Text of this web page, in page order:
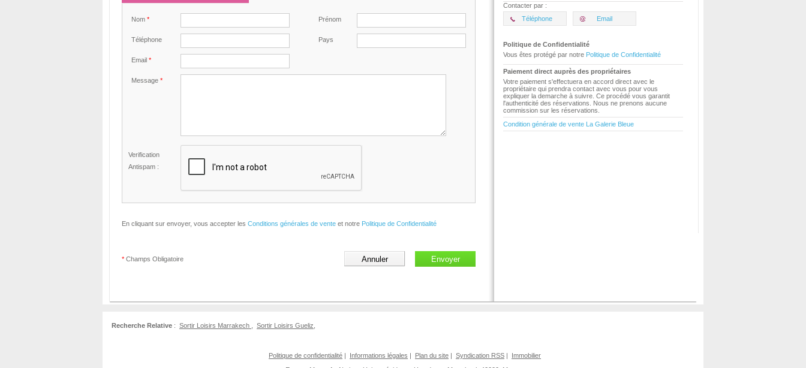
Nom * Prénom
Téléphone Pays
Email *
Message *
Verification
Antispam :
En cliquant sur envoyer, vous accepter les Conditions générales de vente et notre Politique de Confidentialité
* Champs Obligatoire
Contacter par :
Téléphone
Email
Politique de Confidentialité
Vous êtes protégé par notre Politique de Confidentialité
Paiement direct auprès des propriétaires
Votre paiement s'effectuera en accord direct avec le
propriétaire qui prendra contact avec vous pour vous
expliquer la demarche à suivre. Ce procédé vous garantit
l'authenticité des réservations. Nous ne prenons aucune
commission sur les réservations.
Condition générale de vente La Galerie Bleue
Recherche Relative : Sortir Loisirs Marrakech Sortir Loisirs Gueliz
Politique de confidentialité | Informations légales | Plan du site | Syndication RSS |
Immobilier